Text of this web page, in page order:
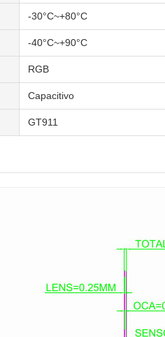
-30°C~+80°C
-40°C~+90°C
RGB
Capacitivo
GT911